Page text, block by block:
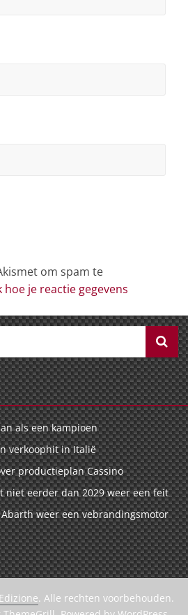
om spam te
hoe je reactie gegevens
als een kampioen
verkoophit in Italië
productieplan Cassino
niet eerder dan 2029 weer een feit
weer een vebrandingsmotor
. Alle rechten voorbehouden.